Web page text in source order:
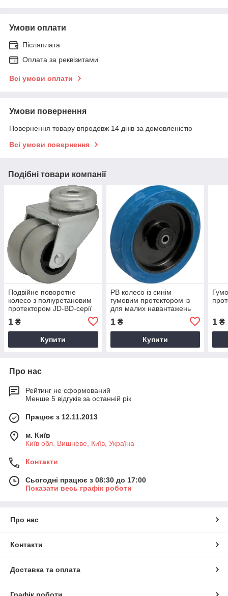
Умови оплати
Післяплата
Оплата за реквізитами
Всі умови оплати
Умови повернення
Повернення товару впродовж 14 днів за домовленістю
Всі умови повернення
Подібні товари компанії
Подвійне поворотне
колесо з поліуретановим
протектором JD-BD-серії
1 ₴
Купити
PB колесо із синім
гумовим протектором із
для малих навантажень
1₴
Купити
1 ₴
Про нас
Рейтинг не сформований
Менше 5 відгуків за останній рік
Працює з 12.11.2013
м. Київ
Київ обл. Вишневе, Київ, Україна
Контакти
Сьогодні працює з 08:30 до 17:00
Показати весь графік роботи
Про нас
Контакти
Доставка та оплата